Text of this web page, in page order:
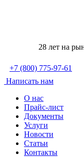
28 лет на
+7 (800) 775-97-61
Написать нам
О нас
Прайс-лист
Документы
Услуги
Новости
Статьи
Контакты